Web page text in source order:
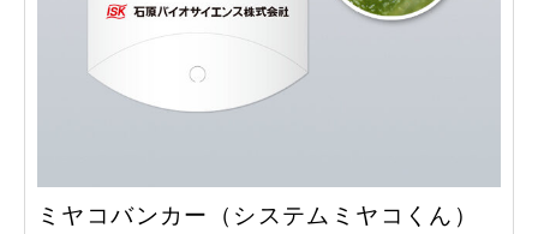
ミヤコバンカー（システムミヤコくん）